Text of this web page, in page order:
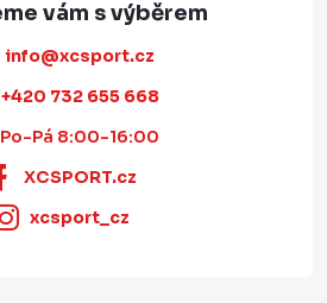
info@xcsport.cz
+420 732 655 668
Po-Pá 8:00-16:00
XCSPORT.cz
xcsport_cz